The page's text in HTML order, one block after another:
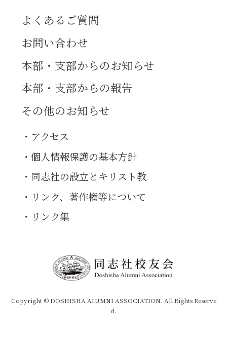
よくあるご質問
お問い合わせ
本部・支部からのお知らせ
本部・支部からの報告
その他のお知らせ
アクセス
個人情報保護の基本方針
同志社の設立とキリスト教
リンク、著作権等について
リンク集
Copyright © DOSHISHA ALUMNI ASSOCIATION. All Rights Reserve
d.